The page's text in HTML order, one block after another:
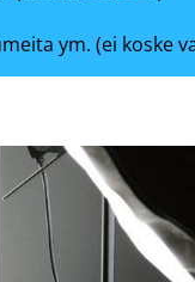
ym. (ei koske